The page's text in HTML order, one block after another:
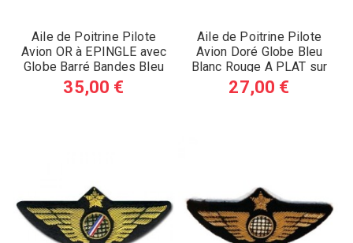
Aile de Poitrine Pilote
Avion OR à EPINGLE avec
Globe Barré Bandes Bleu
Blanc Rouge (A)
35,00 €
Aile de Poitrine Pilote
Avion Doré Globe Bleu
Blanc Rouge A PLAT sur
Feutrine A COUDRE (A)
27,00 €